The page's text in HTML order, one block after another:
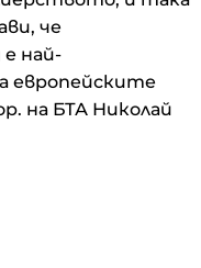
че
най-
европейските
на БТА Николай